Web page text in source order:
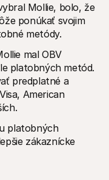
Mollie, bolo, že
ponúkať svojim
metódy.
mal OBV
platobných metód.
predplatné a
American
platobných
zákaznícke